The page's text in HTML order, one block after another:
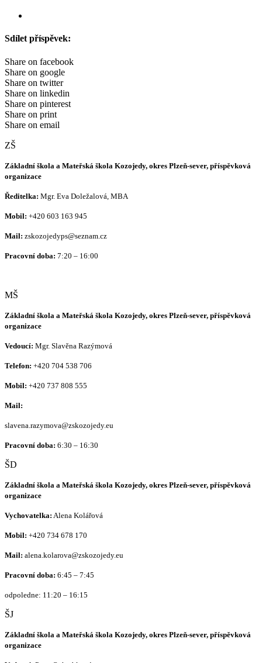
Sdílet příspěvek:
Share on facebook
Share on google
Share on twitter
Share on linkedin
Share on pinterest
Share on print
Share on email
ZŠ
Základní škola a Mateřská škola Kozojedy, okres Plzeň-sever, příspěvková
organizace
Ředitelka: Mgr. Eva Doležalová, MBA
Mobil: +420 603 163 945
Mail: zskozojedyps@seznam.cz
Pracovní doba: 7:20 – 16:00
MŠ
Základní škola a Mateřská škola Kozojedy, okres Plzeň-sever, příspěvková
organizace
Vedoucí: Mgr. Slavěna Razýmová
Telefon: +420 704 538 706
Mobil: +420 737 808 555
Mail:
slavena.razymova@zskozojedy.eu
Pracovní doba: 6:30 – 16:30
ŠD
Základní škola a Mateřská škola Kozojedy, okres Plzeň-sever, příspěvková
organizace
Vychovatelka: Alena Kolářová
Mobil: +420 734 678 170
Mail: alena.kolarova@zskozojedy.eu
Pracovní doba: 6:45 – 7:45
odpoledne: 11:20 – 16:15
ŠJ
Základní škola a Mateřská škola Kozojedy, okres Plzeň-sever, příspěvková
organizace